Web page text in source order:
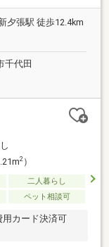
夕張駅 徒歩12.4km
千代田
2）
二人暮らし
ペット相談可
カード決済可